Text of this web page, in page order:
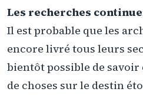
Les recherches
Il est probable que les
encore livré tous leurs
bientôt possible de
de choses sur le destin